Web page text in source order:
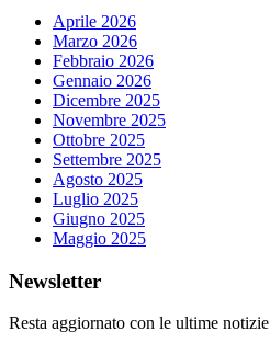
Aprile 2026
Marzo 2026
Febbraio 2026
Gennaio 2026
Dicembre 2025
Novembre 2025
Ottobre 2025
Settembre 2025
Agosto 2025
Luglio 2025
Giugno 2025
Maggio 2025
Newsletter
Resta aggiornato con le ultime notizie